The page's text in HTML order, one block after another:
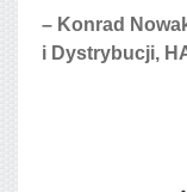
– Konrad
i Dystrybucji,